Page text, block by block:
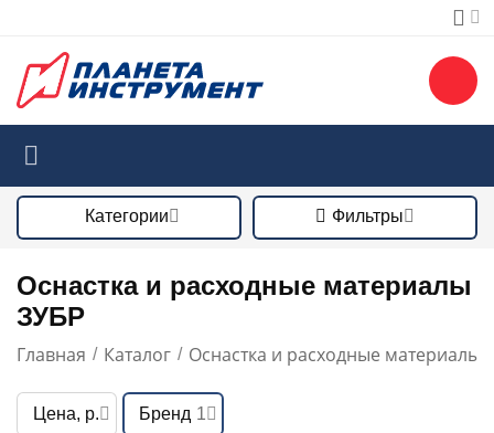
Категории Фильтры
Оснастка и расходные материалы
ЗУБР
Главная / Каталог / Оснастка и расходные материалы
Цена, р. Бренд 1